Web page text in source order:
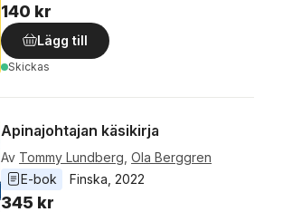
140 kr
Lägg till
Skickas
Apinajohtajan käsikirja
Av Tommy Lundberg Ola Berggren
E-bok
Finska 2022
345 kr